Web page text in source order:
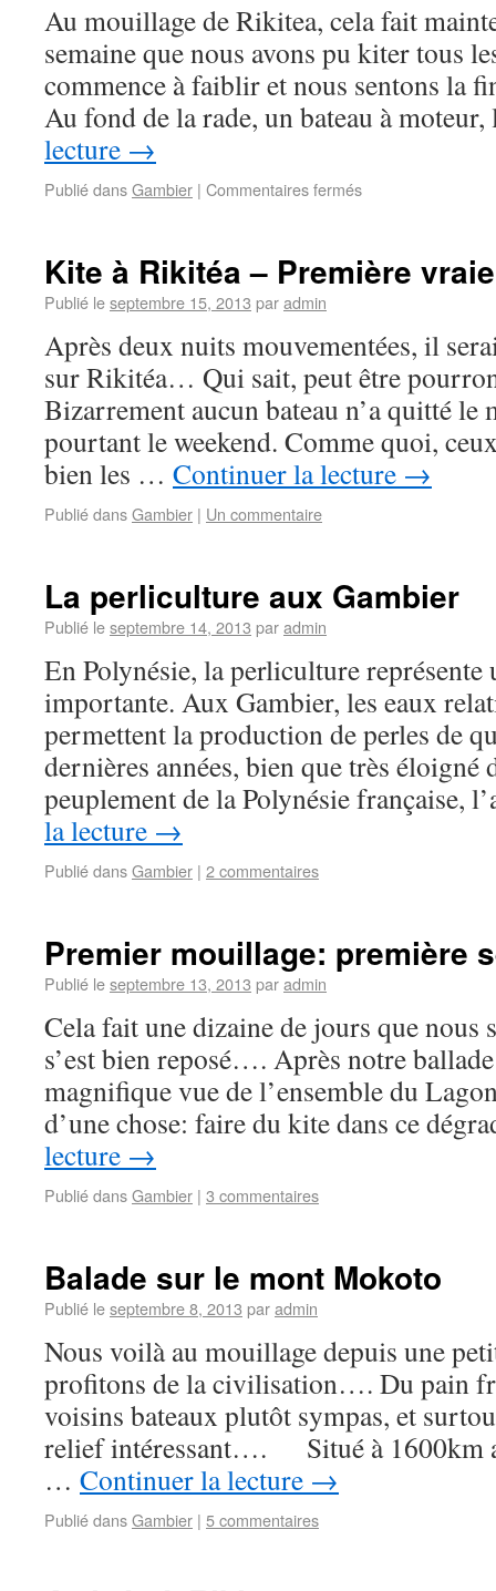
Au mouillage de Rikitea, cela fait
semaine que nous avons pu kiter tous
commence à faiblir et nous sentons la
Au fond de la rade, un bateau à
lecture →
Publié dansGambier | Commentaires fermés
Kite à Rikitéa – Première
Publié leseptembre 15, 2013 paradmin
Après deux nuits mouvementées, il
sur Rikitéa… Qui sait, peut être
Bizarrement aucun bateau n’a quitté le
pourtant le weekend. Comme quoi,
bien les … Continuer la lecture →
Publié dansGambier | Un commentaire
La perliculture aux Gambier
Publié leseptembre 14, 2013 paradmin
En Polynésie, la perliculture représente
importante. Aux Gambier, les eaux
permettent la production de perles de
dernières années, bien que très éloigné
peuplement de la Polynésie française,
la lecture →
Publié dansGambier | 2 commentaires
Premier mouillage: première
Publié leseptembre 13, 2013 paradmin
Cela fait une dizaine de jours que
s’est bien reposé…. Après notre
magnifique vue de l’ensemble du
d’une chose: faire du kite dans ce
lecture →
Publié dansGambier | 3 commentaires
Balade sur le mont Mokoto
Publié leseptembre 8, 2013 paradmin
Nous voilà au mouillage depuis une
profitons de la civilisation…. Du pain
voisins bateaux plutôt sympas, et
relief intéressant…. Situé à 1600km
… Continuer la lecture →
Publié dansGambier | 5 commentaires